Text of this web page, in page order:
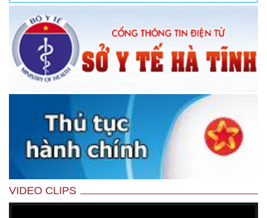
VIDEO CLIPS